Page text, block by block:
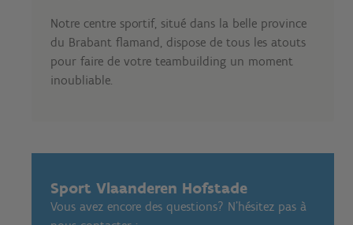
Notre centre sportif, situé dans la belle province
du Brabant flamand, dispose de tous les atouts
pour faire de votre teambuilding un moment
inoubliable.
Sport Vlaanderen Hofstade
Vous avez encore des questions? N'hésitez pas à